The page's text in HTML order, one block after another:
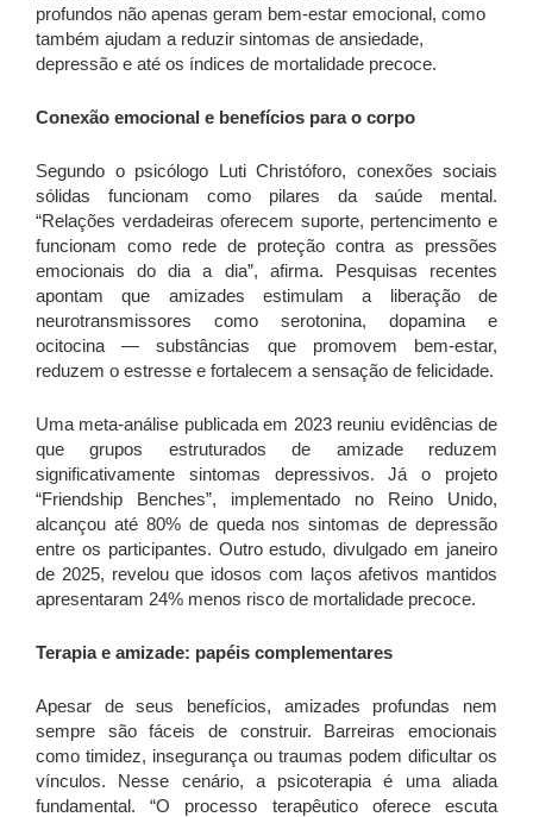
profundos não apenas geram bem-estar emocional, como
também ajudam a reduzir sintomas de ansiedade,
depressão e até os índices de mortalidade precoce.
Conexão emocional e benefícios para o corpo
Segundo o psicólogo Luti Christóforo, conexões sociais
sólidas funcionam como pilares da saúde mental.
“Relações verdadeiras oferecem suporte, pertencimento e
funcionam como rede de proteção contra as pressões
emocionais do dia a dia”, afirma. Pesquisas recentes
apontam que amizades estimulam a liberação de
neurotransmissores como serotonina, dopamina e
ocitocina — substâncias que promovem bem-estar,
reduzem o estresse e fortalecem a sensação de felicidade.
Uma meta-análise publicada em 2023 reuniu evidências de
que grupos estruturados de amizade reduzem
significativamente sintomas depressivos. Já o projeto
“Friendship Benches”, implementado no Reino Unido,
alcançou até 80% de queda nos sintomas de depressão
entre os participantes. Outro estudo, divulgado em janeiro
de 2025, revelou que idosos com laços afetivos mantidos
apresentaram 24% menos risco de mortalidade precoce.
Terapia e amizade: papéis complementares
Apesar de seus benefícios, amizades profundas nem
sempre são fáceis de construir. Barreiras emocionais
como timidez, insegurança ou traumas podem dificultar os
vínculos. Nesse cenário, a psicoterapia é uma aliada
fundamental. “O processo terapêutico oferece escuta